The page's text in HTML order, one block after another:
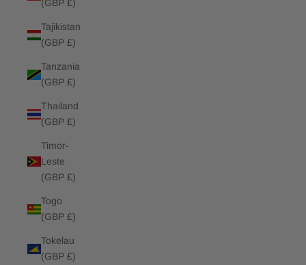
(GBP £)
Tajikistan
(GBP £)
Tanzania
(GBP £)
Thailand
(GBP £)
Timor-
Leste
(GBP £)
Togo
(GBP £)
Tokelau
(GBP £)